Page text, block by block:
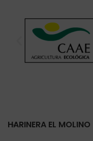
HARINERA EL MOLINO